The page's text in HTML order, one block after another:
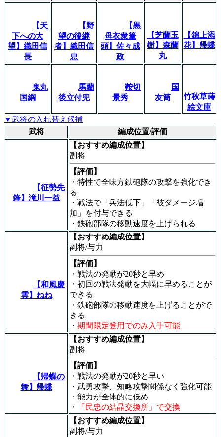
【天
下への大
望】織田信
長
【野
望の後継
者】織田信
忠
【黒
母衣衆筆
頭】佐々成
政
【芝蘭玉
樹】森蘭
丸
【錦上添
花】帰蝶
鬼丸
国綱
馬藺
後立付兜
鞍切
景秀
国
友筒
竹秋草蒔
絵文庫
▼武将の入れ替え候補
武将
編成位置/評価
【征勢先
鋒】滝川一益
【おすすめ編成位置】
副将
【評価】
・特性で全味方鉄砲隊の攻撃を強化でき
る
・戦法で「兵法低下」「被ダメージ増
加」を付与できる
・鉄砲部隊の移動速度を上げられる
【和風慶
雲】ねね
【おすすめ編成位置】
副将/与力
【評価】
・戦法の発動が20秒と早め
・初回の戦法発動を大幅に早めることが
できる
・鉄砲部隊の移動速度を上げることがで
きる
・ 期間限定登用でのみ入手可能
【帰蝶の
舞】帰蝶
【おすすめ編成位置】
副将
【評価】
・戦法の発動が20秒と早い
・武勇攻撃、知略攻撃関係なく強化可能
・能力が全体的に低め
・
「民忠の結晶交換所」で交換
【おすすめ編成位置】
副将/与力